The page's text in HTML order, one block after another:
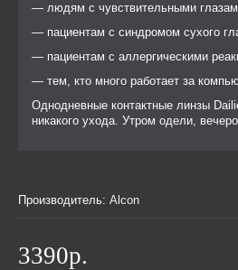
— людям с чувствительными
— пациентам с синдромом сухого
— пациентам с аллергическими
— тем, кто много работает за
Однодневные контактные линзы
никакого ухода. Утром одели,
Производитель: Alcon
3390р.